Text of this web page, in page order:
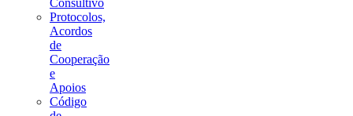
Protocolos,
Acordos
de
Cooperação
e
Apoios
Código